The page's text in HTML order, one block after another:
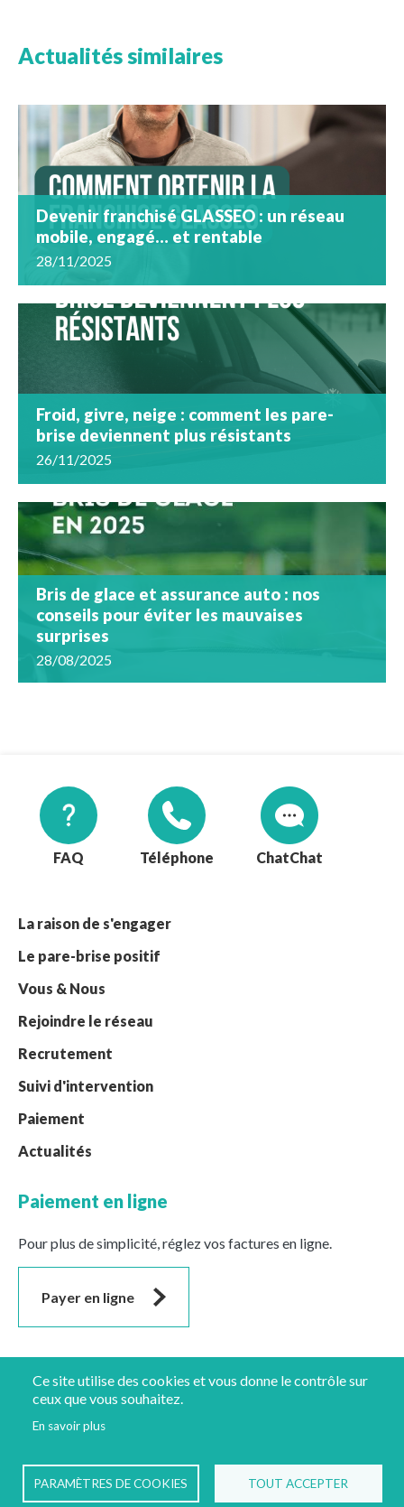
Actualités similaires
Devenir franchisé GLASSEO : un réseau
mobile, engagé… et rentable
28/11/2025
Froid, givre, neige : comment les pare-
brise deviennent plus résistants
26/11/2025
Bris de glace et assurance auto : nos
conseils pour éviter les mauvaises
surprises
28/08/2025
Ce site utilise des cookies et vous donne le contrôle sur
ceux que vous souhaitez.
En savoir plus
PARAMÈTRES DE COOKIES TOUT ACCEPTER
FAQ Téléphone Chat
La raison de s'engager
Le pare-brise positif
Vous & Nous
Rejoindre le réseau
Recrutement
Suivi d'intervention
Paiement
Actualités
Paiement en ligne
Pour plus de simplicité, réglez vos factures en ligne.
Payer en ligne
Suivez-nous
Mentions légales
Protection des données
Implantations
© GLASSEO - 2022